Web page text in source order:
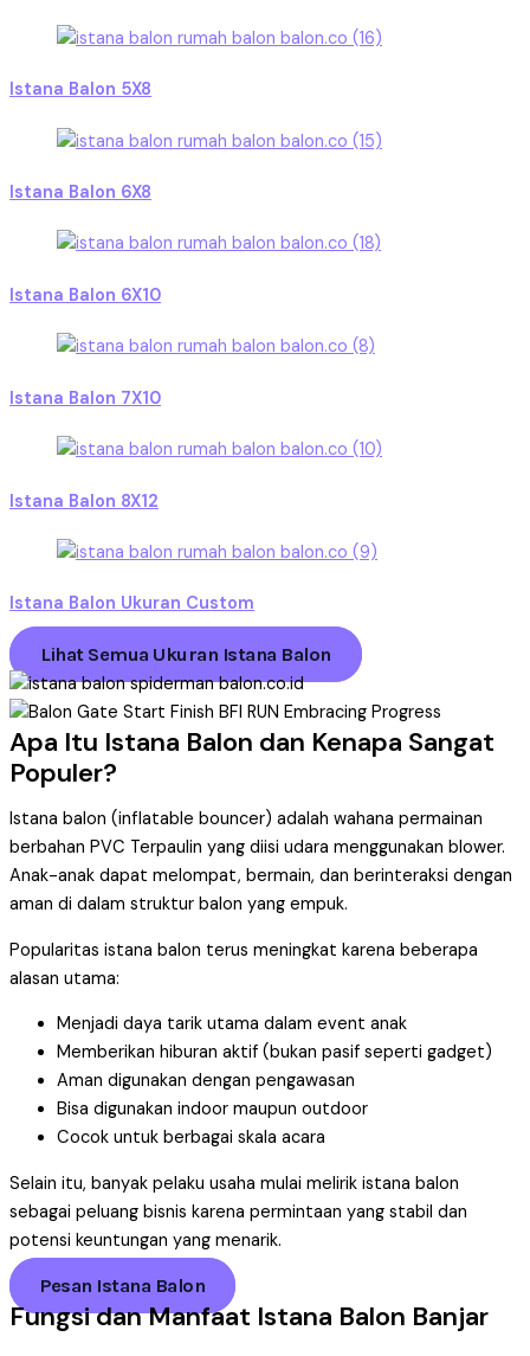
Istana Balon 5X8
Istana Balon 6X8
Istana Balon 6X10
Istana Balon 7X10
Istana Balon 8X12
Istana Balon Ukuran Custom
Lihat Semua Ukuran Istana Balon
Apa Itu Istana Balon dan Kenapa Sangat
Populer?
Istana balon (inflatable bouncer) adalah wahana permainan
berbahan PVC Terpaulin yang diisi udara menggunakan blower.
Anak-anak dapat melompat, bermain, dan berinteraksi dengan
aman di dalam struktur balon yang empuk.
Popularitas istana balon terus meningkat karena beberapa
alasan utama:
Menjadi daya tarik utama dalam event anak
Memberikan hiburan aktif (bukan pasif seperti gadget)
Aman digunakan dengan pengawasan
Bisa digunakan indoor maupun outdoor
Cocok untuk berbagai skala acara
Selain itu, banyak pelaku usaha mulai melirik istana balon
sebagai peluang bisnis karena permintaan yang stabil dan
potensi keuntungan yang menarik.
Pesan Istana Balon
Fungsi dan Manfaat Istana Balon Banjar